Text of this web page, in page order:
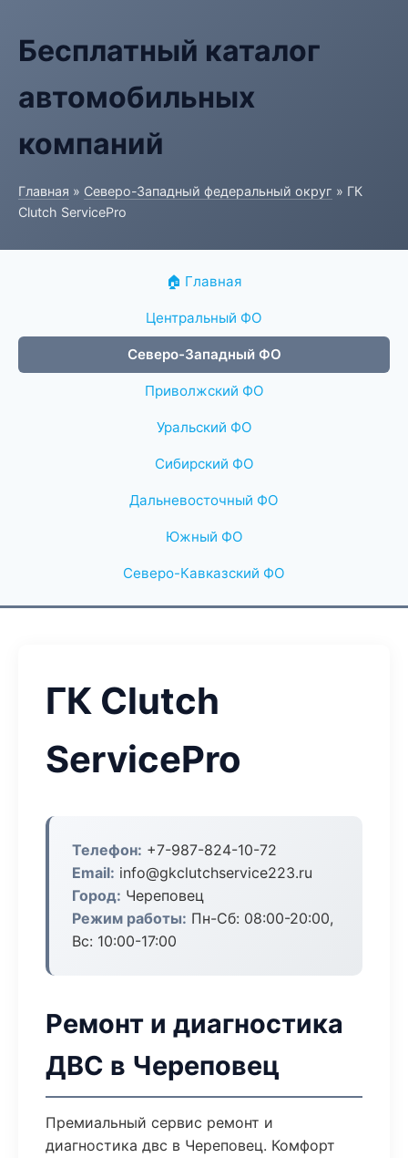
Бесплатный каталог
автомобильных
компаний
Главная » Северо-Западный федеральный округ » ГК
Clutch ServicePro
🏠 Главная
Центральный ФО
Северо-Западный ФО
Приволжский ФО
Уральский ФО
Сибирский ФО
Дальневосточный ФО
Южный ФО
Северо-Кавказский ФО
ГК Clutch
ServicePro
Телефон: +7-987-824-10-72
Email: info@gkclutchservice223.ru
Город: Череповец
Режим работы: Пн-Сб: 08:00-20:00,
Вс: 10:00-17:00
Ремонт и диагностика
ДВС в Череповец
Премиальный сервис ремонт и
диагностика двс в Череповец. Комфорт